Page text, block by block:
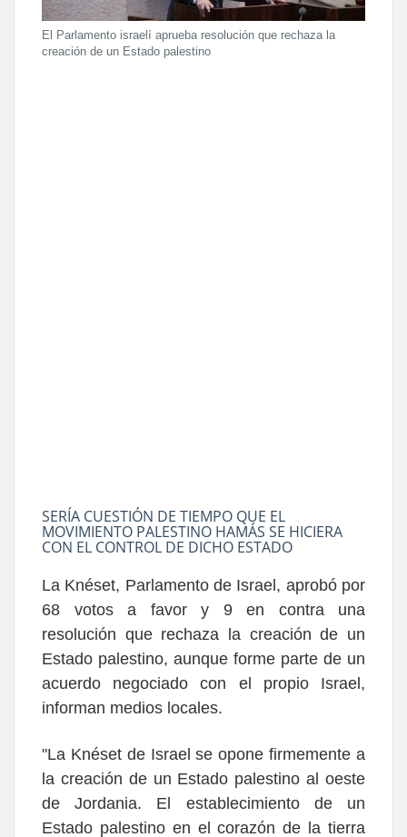
El Parlamento israelí aprueba resolución que rechaza la
creación de un Estado palestino
SERÍA CUESTIÓN DE TIEMPO QUE EL
MOVIMIENTO PALESTINO HAMÁS SE HICIERA
CON EL CONTROL DE DICHO ESTADO
La Knéset, Parlamento de Israel, aprobó por
68 votos a favor y 9 en contra una
resolución que rechaza la creación de un
Estado palestino, aunque forme parte de un
acuerdo negociado con el propio Israel,
informan medios locales.
"La Knéset de Israel se opone firmemente a
la creación de un Estado palestino al oeste
de Jordania. El establecimiento de un
Estado palestino en el corazón de la tierra